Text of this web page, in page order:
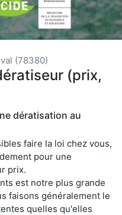
(78380)
(prix,
dératisation au
faire la loi chez vous,
pour une
prix.
est notre plus grande
faisons généralement le
quelles qu'elles